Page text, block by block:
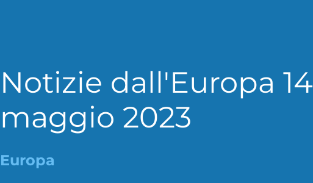
Notizie dall'Europa 14
maggio 2023
Europa